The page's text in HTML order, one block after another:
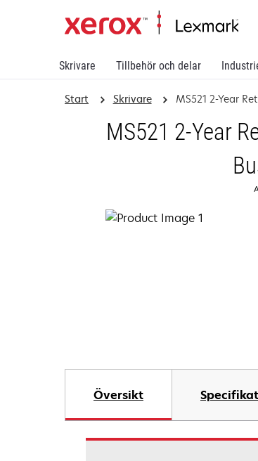
Skrivare Tillbehör och delar
Start Skrivare MS521 2-Year
MS521 2-Year
Översikt